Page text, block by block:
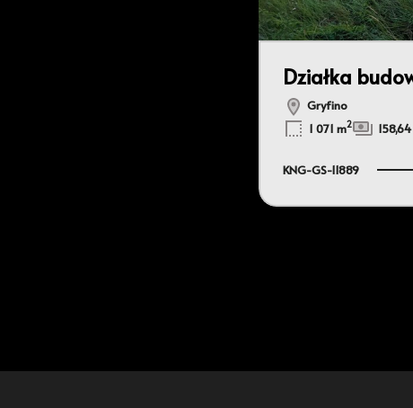
Działka
Gryfino
1 071 m2
KNG-GS-11889